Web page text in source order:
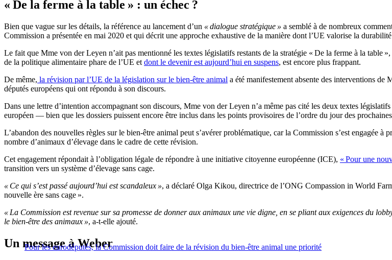
« De la ferme à la table » : un échec ?
Bien que vague sur les détails, la référence au lancement d’un « dialogue stratégique » a semblé à de nombreux
Commission a présentée en mai 2020 et qui décrit une approche exhaustive de la manière dont l’UE valorise la
Le fait que Mme von der Leyen n’ait pas mentionné les textes législatifs restants de la stratégie « De la ferme à la table
de la politique alimentaire phare de l’UE et dont le devenir est aujourd’hui en suspens, est encore plus frappant.
De même, la révision par l’UE de la législation sur le bien-être animal a été manifestement absente des interventions de
députés européens qui ont répondu à son discours.
Dans une lettre d’intention accompagnant son discours, Mme von der Leyen n’a même pas cité les deux textes
européen — bien que les dossiers puissent encore être inclus dans les points provisoires de l’ordre du jour des
L’abandon des nouvelles règles sur le bien-être animal peut s’avérer problématique, car la Commission s’est engagée à
nombre d’animaux d’élevage dans le cadre de cette révision.
Cet engagement répondait à l’obligation légale de répondre à une initiative citoyenne européenne (ICE), « Pour une
transition vers un système d’élevage sans cage.
« Ce qui s’est passé aujourd’hui est scandaleux », a déclaré Olga Kikou, directrice de l’ONG Compassion in World
nouvelle ère sans cage ».
« La Commission est revenue sur sa promesse de donner aux animaux une vie digne, en se pliant aux exigences du
le bien-être des animaux », a-t-elle ajouté.
Pour les eurodéputés, la Commission doit faire de la révision du bien-être animal une priorité
Un message à Weber